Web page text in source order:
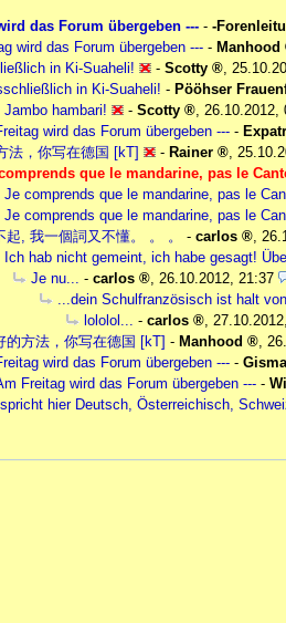
das Forum übergeben --- - -
wird das Forum übergeben --- - Manhood
in Ki-Suaheli!
- Scotty
in Ki-Suaheli! - Pööhser
Jambo hambari!
- Scotty
26.10.2012,
wird das Forum übergeben --- -
法，你写在德国 [kT]
- Rainer
que le mandarine, pas le
Je comprends que le mandarine, pas le
Je comprends que le mandarine, pas le
起, 我一個詞又不懂。 。 。
- carlos
Ich hab nicht gemeint, ich habe gesagt!
Je nu...
- carlos
26.10.2012, 21:37
...dein Schulfranzösisch ist halt
lololol...
- carlos
的方法，你写在德国 [kT] - Manhood
wird das Forum übergeben --- -
Freitag wird das Forum übergeben --- -
hier Deutsch, Österreichisch,